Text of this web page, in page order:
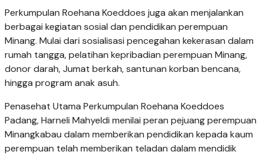
Perkumpulan Roehana Koeddoes juga akan menjalankan
berbagai kegiatan sosial dan pendidikan perempuan
Minang. Mulai dari sosialisasi pencegahan kekerasan dalam
rumah tangga, pelatihan kepribadian perempuan Minang,
donor darah, Jumat berkah, santunan korban bencana,
hingga program anak asuh.
Penasehat Utama Perkumpulan Roehana Koeddoes
Padang, Harneli Mahyeldi menilai peran pejuang perempuan
Minangkabau dalam memberikan pendidikan kepada kaum
perempuan telah memberikan teladan dalam mendidik